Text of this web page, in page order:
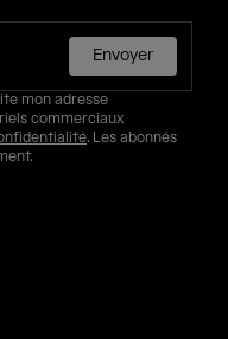
Envoyer
mon adresse
commerciaux
. Les abonnés